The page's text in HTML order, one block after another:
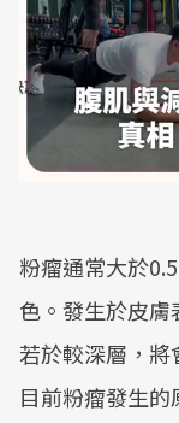
粉瘤通常大於
色。發生於皮膚
若於較深層，將
目前粉瘤發生